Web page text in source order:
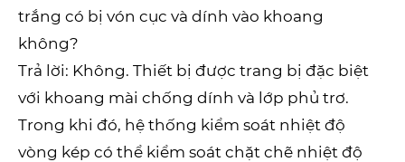
trắng có bị vón cục và dính vào khoang
không?
Trả lời: Không. Thiết bị được trang bị đặc biệt
với khoang mài chống dính và lớp phủ trơ.
Trong khi đó, hệ thống kiểm soát nhiệt độ
vòng kép có thể kiểm soát chặt chẽ nhiệt độ